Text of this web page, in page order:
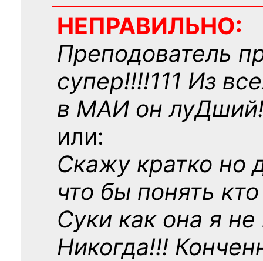
НЕПРАВИЛЬНО:
Преподователь
супер!!!!111 Из
в МАИ он
или:
Скажу кратко но
что бы понять
Суки как она я не
Никогда!!!